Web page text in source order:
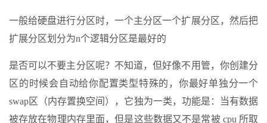
一般给硬盘进行分区时，一个主分区一个扩展分区，然后把
扩展分区划分为n个逻辑分区是最好的
是否可以不要主分区呢？不知道，但好像不用管，你创建分
区的时候会自动给你配置类型特殊的，你最好单独分一个
swap区（内存置换空间），它独为一类，功能是：当有数据
被存放在物理内存里面，但是这些数据又不是常被 cpu 所取